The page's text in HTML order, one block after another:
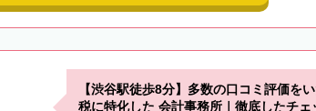
【渋谷駅徒歩8分】多数の口コミ評価を
税に特化した 会計事務所｜徹底したチ